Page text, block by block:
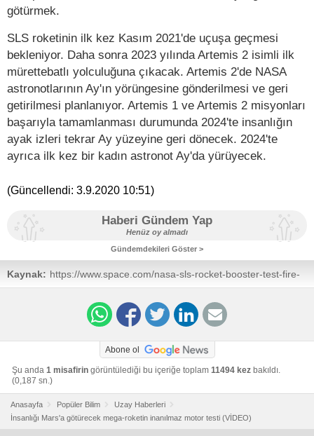
götürmek.
SLS roketinin ilk kez Kasım 2021'de uçuşa geçmesi
bekleniyor. Daha sonra 2023 yılında Artemis 2 isimli ilk
mürettebatlı yolculuğuna çıkacak. Artemis 2'de NASA
astronotlarının Ay'ın yörüngesine gönderilmesi ve geri
getirilmesi planlanıyor. Artemis 1 ve Artemis 2 misyonları
başarıyla tamamlanması durumunda 2024'te insanlığın
ayak izleri tekrar Ay yüzeyine geri dönecek. 2024'te
ayrıca ilk kez bir kadın astronot Ay'da yürüyecek.
(Güncellendi: 3.9.2020 10:51)
Haberi Gündem Yap
Henüz oy almadı
Gündemdekileri Göster >
Kaynak: https://www.space.com/nasa-sls-rocket-booster-test-fire-
september-2020.html
Abone ol
Şu anda 1 misafirin görüntülediği bu içeriğe toplam 11494 kez bakıldı.
(0,187 sn.)
Anasayfa Popüler Bilim
Uzay Haberleri
İnsanlığı Mars'a götürecek mega-roketin inanılmaz motor testi (VİDEO)